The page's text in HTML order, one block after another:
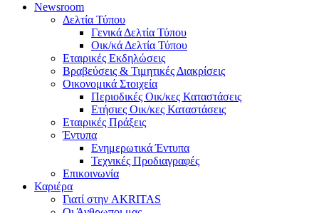
Newsroom
Δελτία Τύπου
Γενικά Δελτία Τύπου
Οικ/κά Δελτία Τύπου
Εταιρικές Εκδηλώσεις
Βραβεύσεις & Τιμητικές Διακρίσεις
Οικονομικά Στοιχεία
Περιοδικές Οικ/κες Καταστάσεις
Ετήσιες Οικ/κες Καταστάσεις
Εταιρικές Πράξεις
Έντυπα
Ενημερωτικά Έντυπα
Τεχνικές Προδιαγραφές
Επικοινωνία
Καριέρα
Γιατί στην AKRITAS